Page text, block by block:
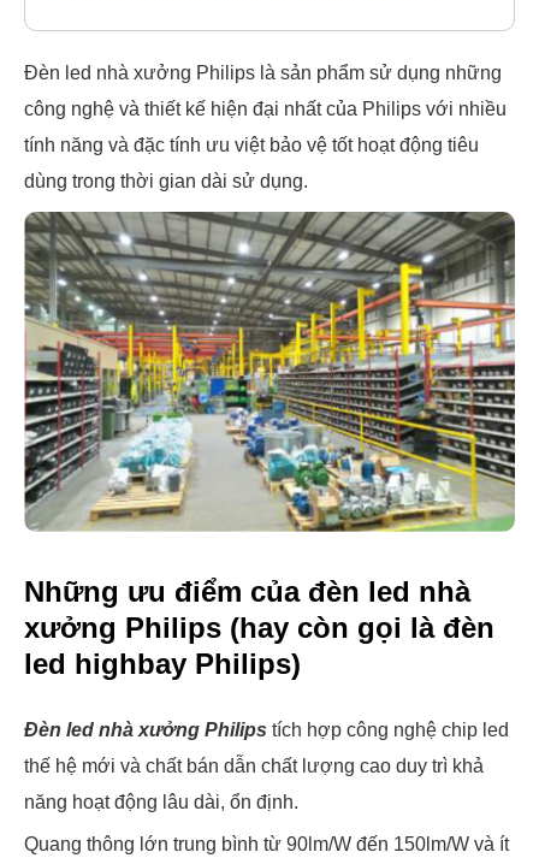
Đèn led nhà xưởng Philips là sản phẩm sử dụng những
công nghệ và thiết kế hiện đại nhất của Philips với nhiều
tính năng và đặc tính ưu việt bảo vệ tốt hoạt động tiêu
dùng trong thời gian dài sử dụng.
Những ưu điểm của đèn led nhà
xưởng Philips (hay còn gọi là đèn
led highbay Philips)
Đèn led nhà xưởng Philips tích hợp công nghệ chip led
thế hệ mới và chất bán dẫn chất lượng cao duy trì khả
năng hoạt động lâu dài, ổn định.
Quang thông lớn trung bình từ 90lm/W đến 150lm/W và ít